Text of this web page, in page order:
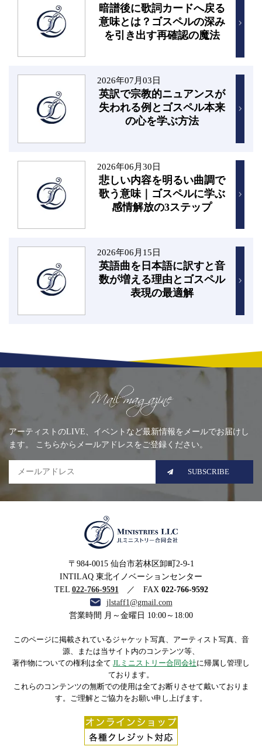
暗譜後に歌詞カードへ戻る
意味とは？ゴスペルの深み
を引き出す再確認の魔法
2026年07月03日
英訳で宗教的ニュアンスが
失われる例とゴスペル本来
の心を学ぶ方法
2026年06月30日
悲しい内容を明るい曲調で
歌う意味｜ゴスペルに学ぶ
感情解放の3ステップ
2026年06月15日
英語曲を日本語に訳すと音
数が増える理由とゴスペル
表現の最適解
アーティストのLIVE、イベントなど最新情報をメールでお届けし
ます。 こちらからメールアドレスをご登録ください。
SUBSCRIBE
ストリー合同会社
〒984-0015 仙台市若林区卸町2-9-1
INTILAQ 東北イノベーションセンター
TEL 022-766-9591／ FAX 022-766-9592
jlstaff1@gmail.com
営業時間 月～金曜日 10:00～18:00
このページに掲載されているジャケット写真、アーティスト写真、音
源、または当サイト内のコンテンツ等、
著作物についての権利は全て JLミニストリー合同会社に帰属し管理し
ております。
これらのコンテンツの無断での使用は全てお断りさせて戴いておりま
す。ご理解とご協力をお願い申し上げます。